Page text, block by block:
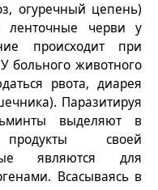
огуречный цепень)
ленточные черви у
происходит при
больного животного
рвота, диарея
Паразитируя
выделяют в
своей
являются для
Всасываясь в